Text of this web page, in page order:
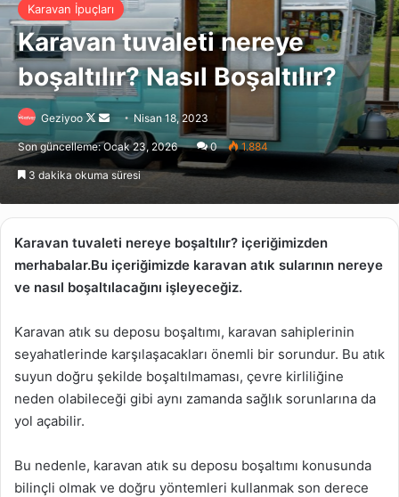
Karavan İpuçları
Karavan tuvaleti nereye
boşaltılır? Nasıl Boşaltılır?
Geziyoo
Follow
on
X
Bir
e-
posta
göndermek
Nisan 18, 2023
Son güncelleme: Ocak 23, 2026 0 1.884
3 dakika okuma süresi
Karavan tuvaleti nereye boşaltılır? içeriğimizden
merhabalar.Bu içeriğimizde karavan atık sularının nereye
ve nasıl boşaltılacağını işleyeceğiz.
Karavan atık su deposu boşaltımı, karavan sahiplerinin
seyahatlerinde karşılaşacakları önemli bir sorundur. Bu atık
suyun doğru şekilde boşaltılmaması, çevre kirliliğine
neden olabileceği gibi aynı zamanda sağlık sorunlarına da
yol açabilir.
Bu nedenle, karavan atık su deposu boşaltımı konusunda
bilinçli olmak ve doğru yöntemleri kullanmak son derece